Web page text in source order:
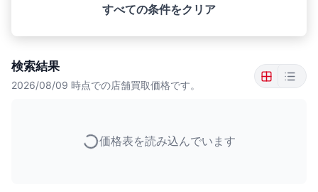
すべての条件をクリア
検索結果
2026/08/09 時点での店舗買取価格です。
価格表を読み込んでいます